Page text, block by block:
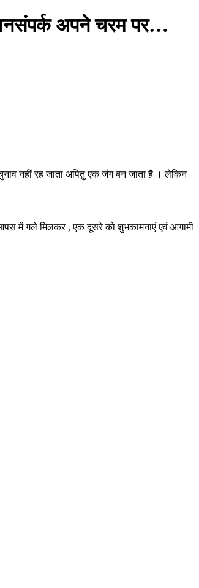
अपने चरम पर…
नहीं रह जाता अपितु एक जंग बन जाता है । लेकिन
में गले मिलकर , एक दूसरे को शुभकामनाएं एवं आगामी